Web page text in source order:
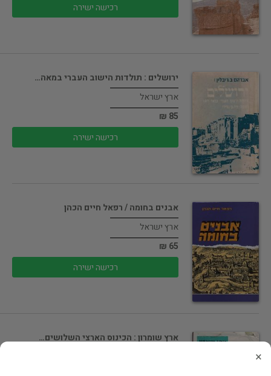
רכישה ישירה
ירושלים : תולדות הישוב העברי במאה…
ארץ ישראל
85 ₪
רכישה ישירה
אבנים בחומה / רפאל חיים הכהן
ארץ ישראל
65 ₪
רכישה ישירה
ארץ שומרון : הכינוס הארצי השלושים…
×